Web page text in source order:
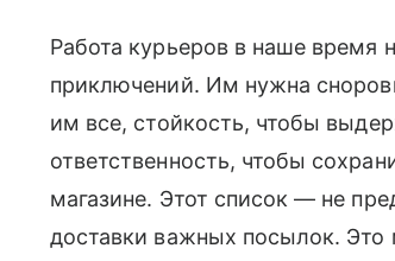
Работа курьеров в наше время
приключений. Им нужна
им все, стойкость, чтобы
ответственность, чтобы
магазине. Этот список — не
доставки важных посылок.